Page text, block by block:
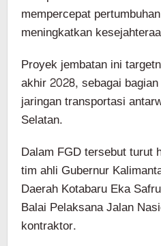
mempercepat
meningkatkan
Proyek jembatan ini
akhir 2028, sebagai
jaringan transportasi
Selatan.
Dalam FGD tersebut turut
tim ahli Gubernur
Daerah Kotabaru Eka
Balai Pelaksana Jalan
kontraktor.